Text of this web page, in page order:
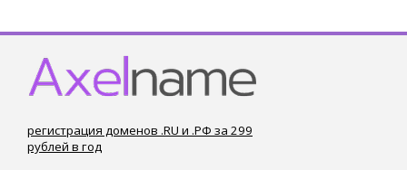
регистрация доменов .RU и .РФ за 299
рублей в год